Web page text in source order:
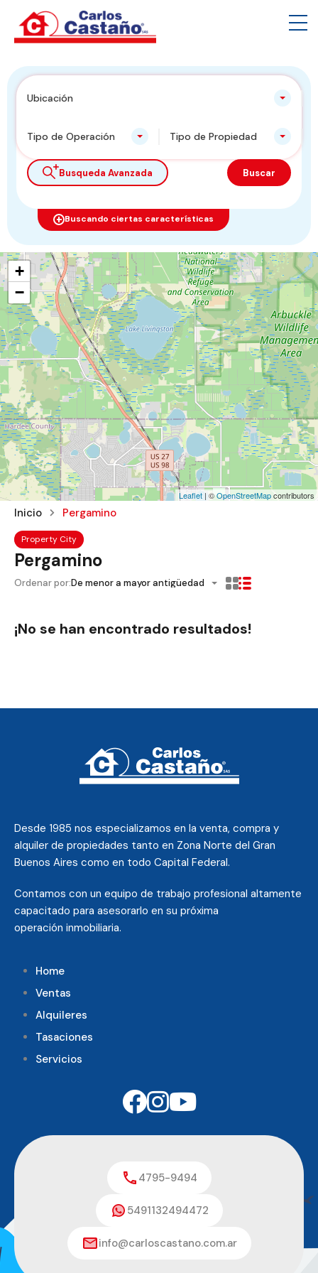
Ubicación
Tipo de Operación Tipo de Propiedad
Buscando ciertas características
Busqueda Avanzada Buscar
+
−
Leaflet | ©OpenStreetMapcontributors
Inicio Pergamino
Property City
Pergamino
Ordenar por:De menor a mayor antigüedad
¡No se han encontrado resultados!
Desde 1985 nos especializamos en la venta, compra y
alquiler de propiedades tanto en Zona Norte del Gran
Buenos Aires como en todo Capital Federal.
Contamos con un equipo de trabajo profesional altamente
capacitado para asesorarlo en su próxima
operación inmobiliaria.
Home
Ventas
Alquileres
Tasaciones
Servicios
4795-9494
5491132494472
info@carloscastano.com.ar